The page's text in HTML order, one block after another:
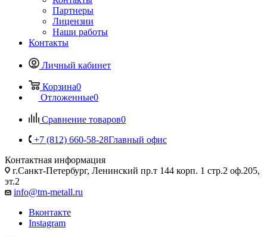
Партнеры
Лицензии
Наши работы
Контакты
Личный кабинет
Корзина0
Отложенные0
Сравнение товаров0
+7 (812) 660-58-28Главный офис
Контактная информация
г.Санкт-Петербург, Ленинский пр.т 144 корп. 1 стр.2 оф.205,
эт.2
info@tm-metall.ru
Вконтакте
Instagram